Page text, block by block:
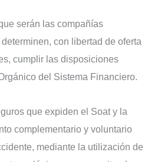
serán las compañías
con libertad de oferta
cumplir las disposiciones
del Sistema Financiero.
que expiden el Soat y la
complementario y voluntario
mediante la utilización de